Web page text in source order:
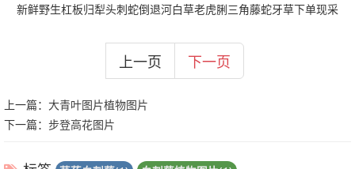
新鲜野生杠板归犁头刺蛇倒退河白草老虎脷三角藤蛇牙草下单现采
上一页 下一页
上一篇： 大青叶图片植物图片
下一篇： 步登高花图片